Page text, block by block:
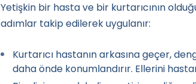
Yetişkin bir hasta ve bir kurtarıcının
adımlar takip edilerek uygulanır:
Kurtarıcı hastanın arkasına geçer,
daha önde konumlandırır. Ellerini